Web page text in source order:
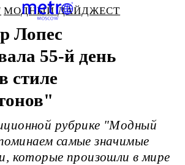
МОДНЫЙ ДАЙДЖЕСТ
Лопес
55-й день
стиле
рубрике "Модный
самые значимые
которые произошли в мире